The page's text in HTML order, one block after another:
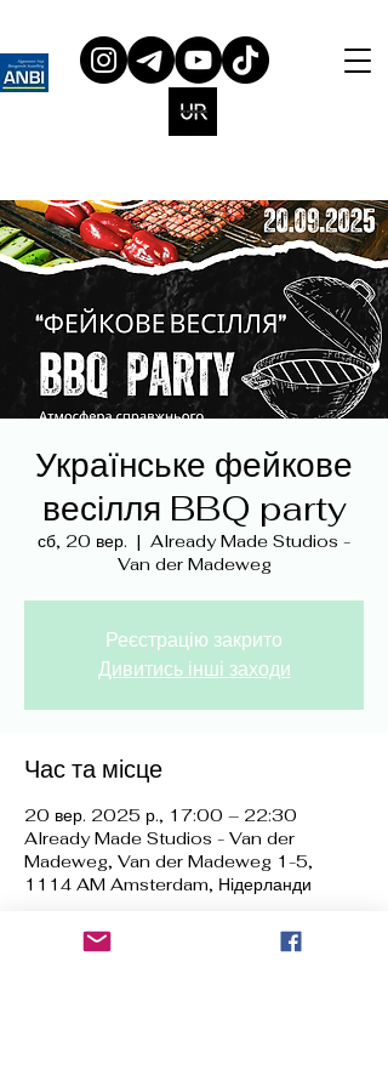
Українське фейкове
весілля BBQ party
сб, 20 вер.
  |
Already Made Studios -
Van der Madeweg
Реєстрацію закрито
Дивитись інші заходи
Час та місце
20 вер. 2025 р., 17:00 – 22:30
Already Made Studios - Van der
Madeweg, Van der Madeweg 1-5,
1114 AM Amsterdam, Нідерланди